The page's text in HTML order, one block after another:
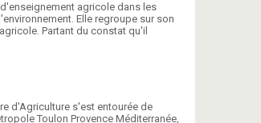
agricole dans les
Elle regroupe sur son
Partant du constat qu'il
d'Agriculture s'est entourée de
Toulon Provence Méditerranée,